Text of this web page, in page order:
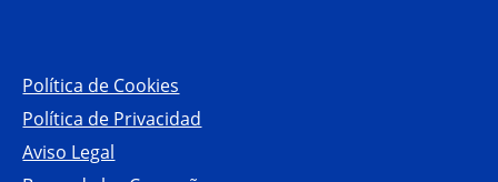
Política de Cookies
Política de Privacidad
Aviso Legal